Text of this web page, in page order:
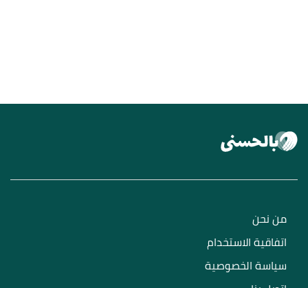
من نحن
اتفاقية الاستخدام
سياسة الخصوصية